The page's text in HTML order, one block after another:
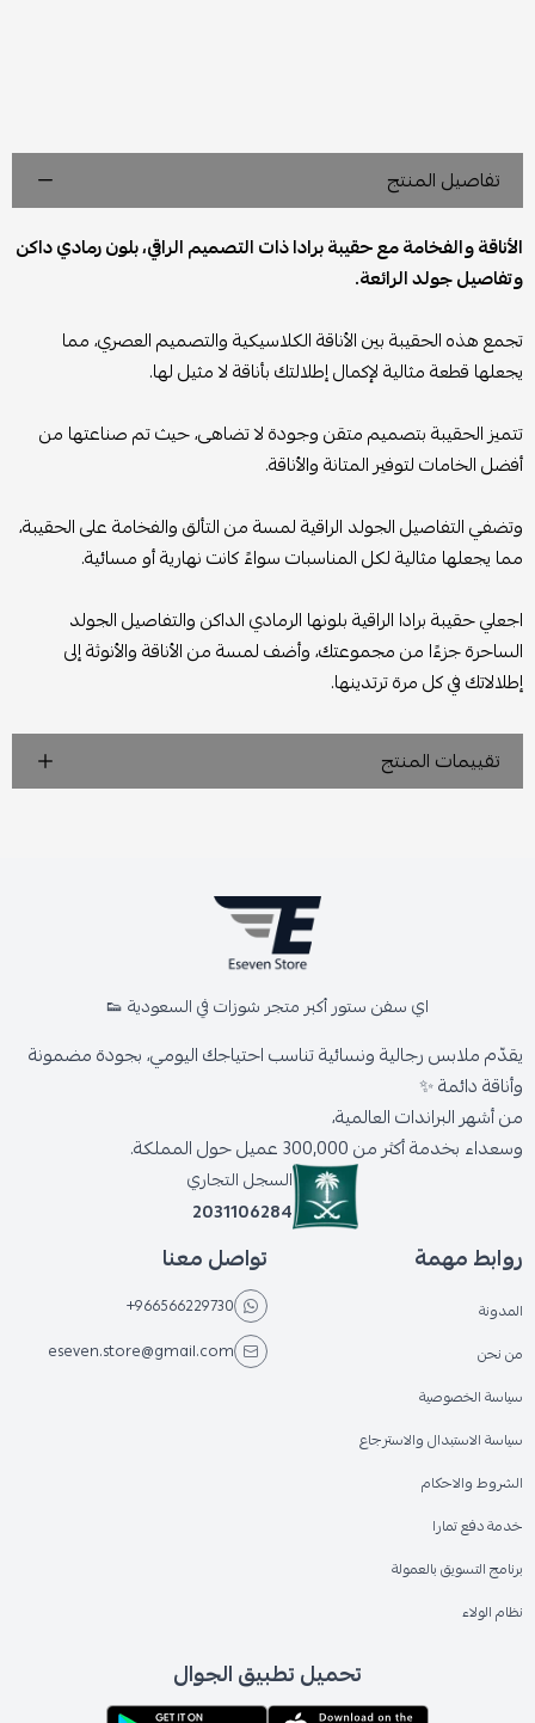
تفاصيل المنتج
الأناقة والفخامة مع حقيبة برادا ذات التصميم الراقي، بلون رمادي داكن
وتفاصيل جولد الرائعة.
تجمع هذه الحقيبة بين الأناقة الكلاسيكية والتصميم العصري، مما
يجعلها قطعة مثالية لإكمال إطلالتك بأناقة لا مثيل لها.
تتميز الحقيبة بتصميم متقن وجودة لا تضاهى، حيث تم صناعتها من
أفضل الخامات لتوفير المتانة والأناقة.
وتضفي التفاصيل الجولد الراقية لمسة من التألق والفخامة على الحقيبة،
مما يجعلها مثالية لكل المناسبات سواءً كانت نهارية أو مسائية.
اجعلي حقيبة برادا الراقية بلونها الرمادي الداكن والتفاصيل الجولد
الساحرة جزءًا من مجموعتك، وأضف لمسة من الأناقة والأنوثة إلى
إطلالاتك في كل مرة ترتدينها.
تقييمات المنتج
اي سفن ستور أكبر متجر شوزات في السعودية 👟
يقدّم ملابس رجالية ونسائية تناسب احتياجك اليومي، بجودة مضمونة
وأناقة دائمة ✨
من أشهر البراندات العالمية،
وسعداء بخدمة أكثر من 300,000 عميل حول المملكة.
السجل التجاري
2031106284
روابط مهمة
المدونة
من نحن
سياسة الخصوصية
سياسة الاستبدال والاسترجاع
الشروط والاحكام
خدمة دفع تمارا
برنامج التسويق بالعمولة
نظام الولاء
تواصل معنا
+966566229730
eseven.store@gmail.com
تحميل تطبيق الجوال